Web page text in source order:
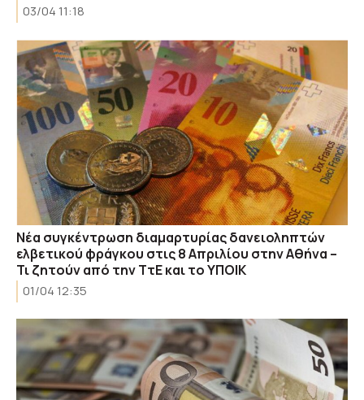
03/04 11:18
Νέα συγκέντρωση διαμαρτυρίας δανειοληπτών
ελβετικού φράγκου στις 8 Απριλίου στην Αθήνα –
Τι ζητούν από την ΤτΕ και το ΥΠΟΙΚ
01/04 12:35